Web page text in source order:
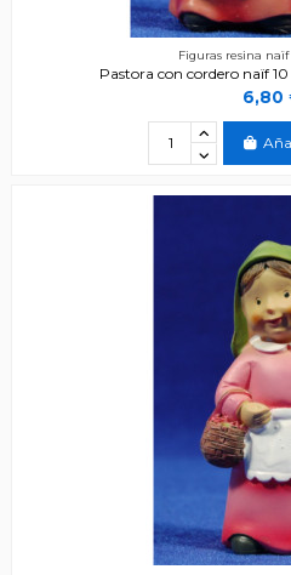
Figuras resina naïf
Pastora con cordero naïf
6,80